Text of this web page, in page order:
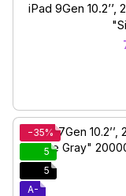
iPad 9Gen
−35%
5
5
A-